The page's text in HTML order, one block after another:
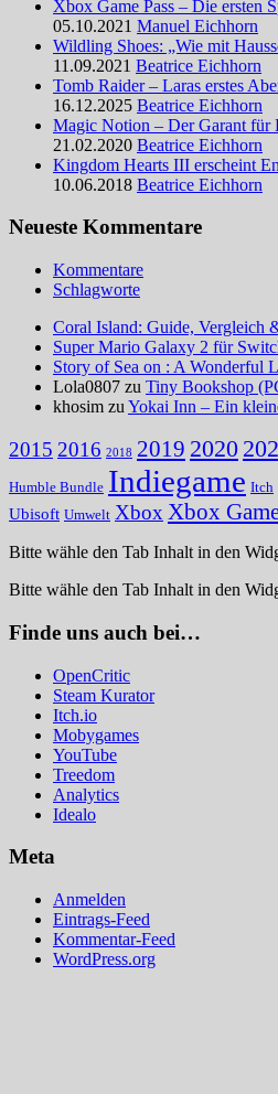
Xbox Game Pass – Die ersten
05.10.2021 Manuel Eichhorn
Wildling Shoes: „Wie mit
11.09.2021 Beatrice Eichhorn
Tomb Raider – Laras erstes
16.12.2025 Beatrice Eichhorn
Magic Notion – Der Garant für
21.02.2020 Beatrice Eichhorn
Kingdom Hearts III erscheint
10.06.2018 Beatrice Eichhorn
Neueste Kommentare
Kommentare
Schlagworte
Coral Island: Guide, Vergleich
Super Mario Galaxy 2 für
Story of Sea on : A Wonderful
Lola0807 zu Tiny Bookshop
khosim zu Yokai Inn – Ein
2015 2016 2018 2019 2020
Humble Bundle Indiegame Itch
Ubisoft Umwelt Xbox Xbox
Bitte wähle den Tab Inhalt in den
Bitte wähle den Tab Inhalt in den
Finde uns auch bei…
OpenCritic
Steam Kurator
Itch.io
Mobygames
YouTube
Treedom
Analytics
Idealo
Meta
Anmelden
Eintrags-Feed
Kommentar-Feed
WordPress.org